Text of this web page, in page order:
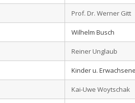
Prof. Dr. Werner Gitt
Wilhelm Busch
Reiner Unglaub
Kinder u. Erwachsene
Kai-Uwe Woytschak